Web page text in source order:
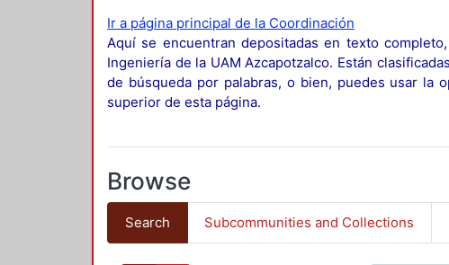
Ir a página principal de la Coordinación
Aquí se encuentran depositadas en texto
Ingeniería de la UAM Azcapotzalco. Están
de búsqueda por palabras, o bien, puedes usar la
superior de esta página.
Browse
Search Subcommunities and Collections